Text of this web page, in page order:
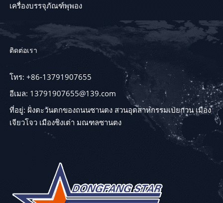
เครื่องบรรจุภัณฑ์พุพอง
ติดต่อเรา
โทร: +86-13791907655
อีเมล: 13791907655@139.com
ที่อยู่: ฝั่งตะวันตกของถนนซานตง สวนอุตสาหกรรมเป่ยกวน เมือง
เจียวโจว เมืองชิงเต่า มณฑลซานตง